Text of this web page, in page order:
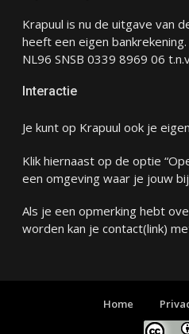
Krapuul is nu de uitgave van
heeft een eigen bankrekening.
NL96 SNSB 0339 8969 06
Interactie
Je kunt op Krapuul ook je
Klik hiernaast op de optie
een omgeving waar je jouw
Als je een opmerking hebt
worden kan je contact(link)
Home